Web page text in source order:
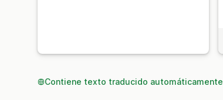
Contiene texto traducido automáticamente